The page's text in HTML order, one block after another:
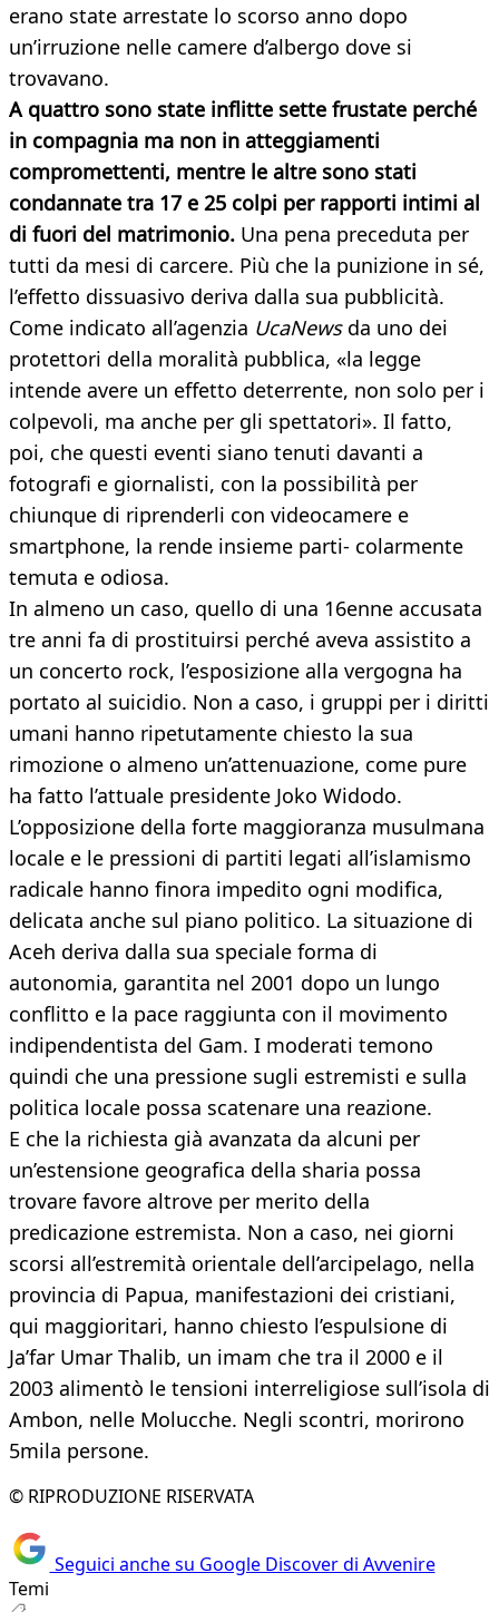
erano state arrestate lo scorso anno dopo
un’irruzione nelle camere d’albergo dove si
trovavano.
A quattro sono state inflitte sette frustate perché
in compagnia ma non in atteggiamenti
compromettenti, mentre le altre sono stati
condannate tra 17 e 25 colpi per rapporti intimi al
di fuori del matrimonio. Una pena preceduta per
tutti da mesi di carcere. Più che la punizione in sé,
l’effetto dissuasivo deriva dalla sua pubblicità.
Come indicato all’agenzia UcaNewsda uno dei
protettori della moralità pubblica, «la legge
intende avere un effetto deterrente, non solo per i
colpevoli, ma anche per gli spettatori». Il fatto,
poi, che questi eventi siano tenuti davanti a
fotografi e giornalisti, con la possibilità per
chiunque di riprenderli con videocamere e
smartphone, la rende insieme parti- colarmente
temuta e odiosa.
In almeno un caso, quello di una 16enne accusata
tre anni fa di prostituirsi perché aveva assistito a
un concerto rock, l’esposizione alla vergogna ha
portato al suicidio. Non a caso, i gruppi per i diritti
umani hanno ripetutamente chiesto la sua
rimozione o almeno un’attenuazione, come pure
ha fatto l’attuale presidente Joko Widodo.
L’opposizione della forte maggioranza musulmana
locale e le pressioni di partiti legati all’islamismo
radicale hanno finora impedito ogni modifica,
delicata anche sul piano politico. La situazione di
Aceh deriva dalla sua speciale forma di
autonomia, garantita nel 2001 dopo un lungo
conflitto e la pace raggiunta con il movimento
indipendentista del Gam. I moderati temono
quindi che una pressione sugli estremisti e sulla
politica locale possa scatenare una reazione.
E che la richiesta già avanzata da alcuni per
un’estensione geografica della sharia possa
trovare favore altrove per merito della
predicazione estremista. Non a caso, nei giorni
scorsi all’estremità orientale dell’arcipelago, nella
provincia di Papua, manifestazioni dei cristiani,
qui maggioritari, hanno chiesto l’espulsione di
Ja’far Umar Thalib, un imam che tra il 2000 e il
2003 alimentò le tensioni interreligiose sull’isola di
Ambon, nelle Molucche. Negli scontri, morirono
5mila persone.
© RIPRODUZIONE RISERVATA
Seguici anche su Google Discover di Avvenire
Temi